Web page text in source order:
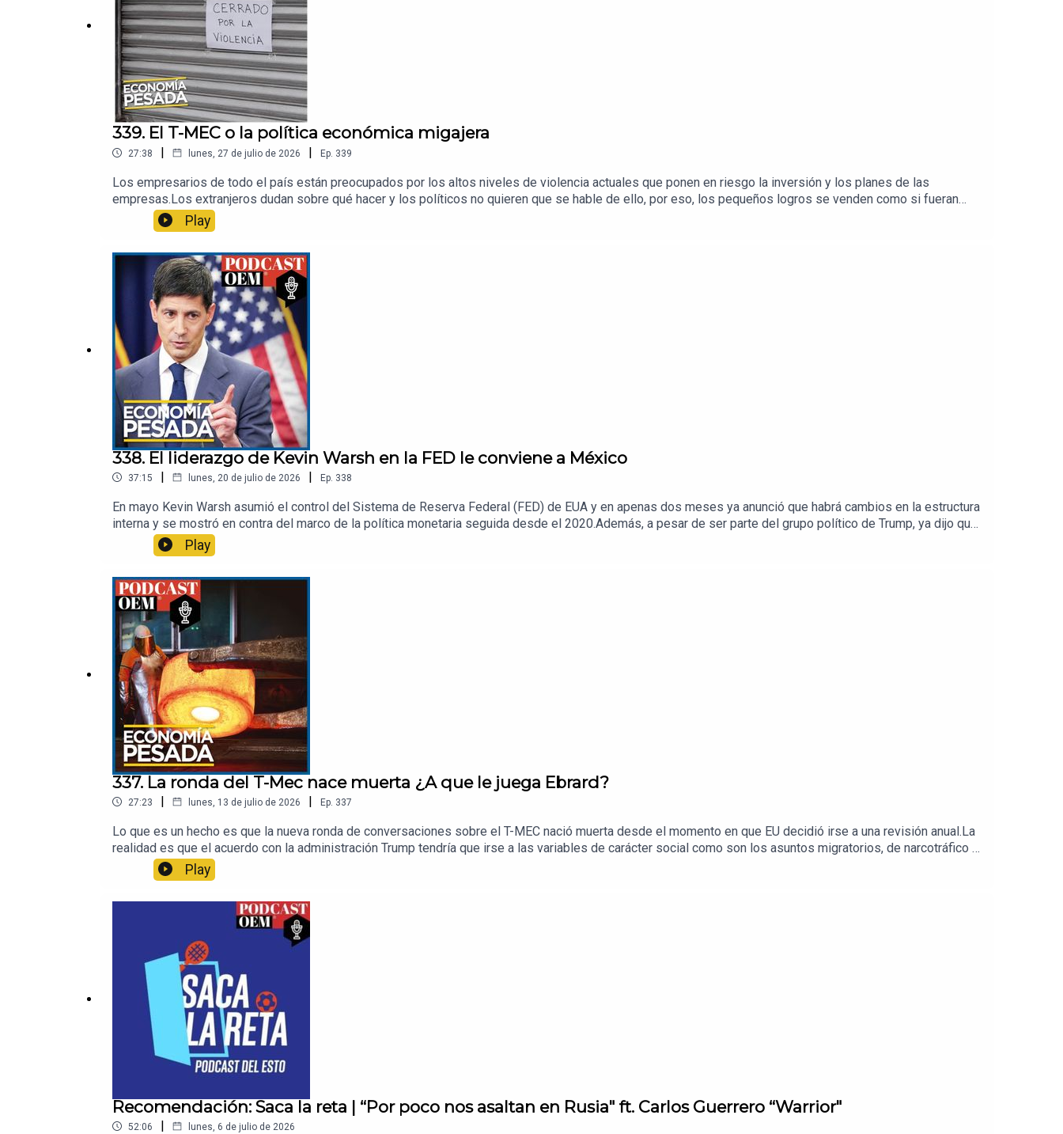
339. El T-MEC o la política económica migajera
27:38 | lunes, 27 de julio de 2026 | Ep. 339
Los empresarios de todo el país están preocupados por los altos niveles de violencia actuales que ponen en riesgo la inversión y los planes de las
empresas.Los extranjeros dudan sobre qué hacer y los políticos no quieren que se hable de ello, por eso, los pequeños logros se venden como si fueran
grandes resultados. Vivimos en una economía migajera que se conforma con lo poco que se puede obtener. Una conversación con Luis Cárdenas, conocido
por su trabajo en MVS Noticias al frente de la Primera Emisión.Visita la sección de Finanzas de El Sol de México para estar al día del contexto económico.
Play
338. El liderazgo de Kevin Warsh en la FED le conviene a México
37:15 | lunes, 20 de julio de 2026 | Ep. 338
En mayo Kevin Warsh asumió el control del Sistema de Reserva Federal (FED) de EUA y en apenas dos meses ya anunció que habrá cambios en la estructura
interna y se mostró en contra del marco de la política monetaria seguida desde el 2020.Además, a pesar de ser parte del grupo político de Trump, ya dijo que
si el presidente no lo deja operar con la libertad y autonomía que se requiere lo va a enfrentar. Una conversación con Mario Alavez, columnista y reportero de
El Cronista México.Visita la sección de Finanzas de El Sol de México para estar al día del contexto económico.
Play
337. La ronda del T-Mec nace muerta ¿A que le juega Ebrard?
27:23 | lunes, 13 de julio de 2026 | Ep. 337
Lo que es un hecho es que la nueva ronda de conversaciones sobre el T-MEC nació muerta desde el momento en que EU decidió irse a una revisión anual.La
realidad es que el acuerdo con la administración Trump tendría que irse a las variables de carácter social como son los asuntos migratorios, de narcotráfico y
el tráfico de armas que son un factor que EU sostiene en contra de México.Una conversación con David Villarreal, presidente de la Asociación de Egresados
de Economía de la Universidad de Colima y asesor en proyectos productivos con el sector bancario, cámaras empresariales y administraciones
Play
Recomendación: Saca la reta | “Por poco nos asaltan en Rusia" ft. Carlos Guerrero “Warrior"
52:06 | lunes, 6 de julio de 2026